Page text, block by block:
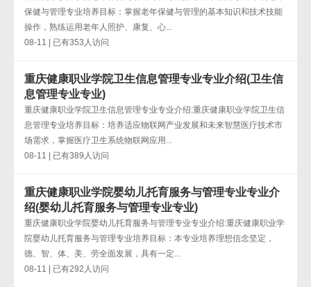
保健与管理专业培养目标：掌握老年保健与管理的基本知识和技术技能
操作，熟练运用老年人照护、康复、心...
08-11 | 已有353人访问
重庆健康职业学院卫生信息管理专业专业介绍(卫生信
息管理专业专业)
重庆健康职业学院卫生信息管理专业专业介绍:重庆健康职业学院卫生信
息管理专业培养目标：培养适应物联网产业发展和未来智慧医疗技术市
场需求，掌握医疗卫生系统物联网应用...
08-11 | 已有389人访问
重庆健康职业学院婴幼儿托育服务与管理专业专业介
绍(婴幼儿托育服务与管理专业专业)
重庆健康职业学院婴幼儿托育服务与管理专业专业介绍:重庆健康职业学
院婴幼儿托育服务与管理专业培养目标：本专业培养理想信念坚定，
德、智、体、美、劳全面发展，具有一定...
08-11 | 已有292人访问